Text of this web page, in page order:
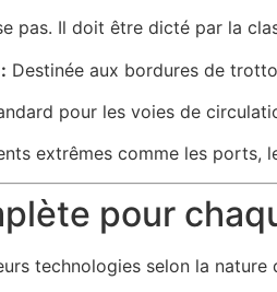
pas. Il doit être dicté par la
Destinée aux bordures de
pour les voies de
extrêmes comme les
pour
technologies selon la nature